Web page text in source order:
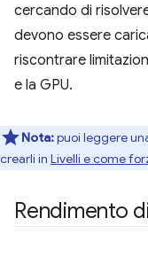
cercando di
devono essere
riscontrare
e la GPU.
Nota:puoi leggere
crearli in Livelli e come
Rendimento